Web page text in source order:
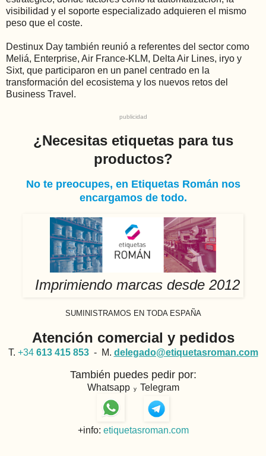
visibilidad y el soporte especializado adquieren el mismo
peso que el coste.
Destinux Day también reunió a referentes del sector como
Meliá, Enterprise, Air France-KLM, Delta Air Lines, iryo y
Sixt, que participaron en un panel centrado en la
transformación del ecosistema y los nuevos retos del
Business Travel.
publicidad
¿Necesitas etiquetas para tus
productos?
No te preocupes, en Etiquetas Román nos
encargamos de todo.
Imprimiendo marcas desde 2012
SUMINISTRAMOS EN TODA ESPAÑA
Atención comercial y pedidos
T. +34 613 415 853- M. delegado@etiquetasroman.com
También puedes pedir por:
Whatsappy Telegram
+info: etiquetasroman.com